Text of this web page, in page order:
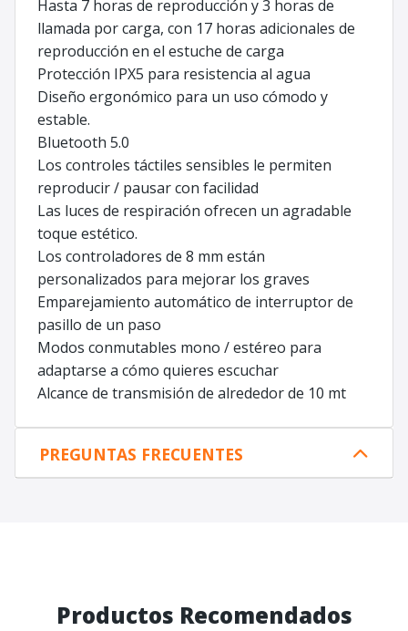
Hasta 7 horas de reproducción y 3 horas de
llamada por carga, con 17 horas adicionales de
reproducción en el estuche de carga
Protección IPX5 para resistencia al agua
Diseño ergonómico para un uso cómodo y
estable.
Bluetooth 5.0
Los controles táctiles sensibles le permiten
reproducir / pausar con facilidad
Las luces de respiración ofrecen un agradable
toque estético.
Los controladores de 8 mm están
personalizados para mejorar los graves
Emparejamiento automático de interruptor de
pasillo de un paso
Modos conmutables mono / estéreo para
adaptarse a cómo quieres escuchar
Alcance de transmisión de alrededor de 10 mt
PREGUNTAS FRECUENTES
Productos Recomendados